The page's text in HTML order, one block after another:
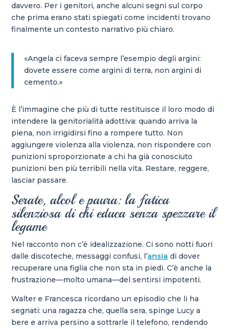
davvero. Per i genitori, anche alcuni segni sul corpo
che prima erano stati spiegati come incidenti trovano
finalmente un contesto narrativo più chiaro.
«Angela ci faceva sempre l’esempio degli argini:
dovete essere come argini di terra, non argini di
cemento.»
È l’immagine che più di tutte restituisce il loro modo di
intendere la genitorialità adottiva: quando arriva la
piena, non irrigidirsi fino a rompere tutto. Non
aggiungere violenza alla violenza, non rispondere con
punizioni sproporzionate a chi ha già conosciuto
punizioni ben più terribili nella vita. Restare, reggere,
lasciar passare.
Serate, alcol e paura: la fatica
silenziosa di chi educa senza spezzare il
legame
Nel racconto non c’è idealizzazione. Ci sono notti fuori
dalle discoteche, messaggi confusi, l’ansia di dover
recuperare una figlia che non sta in piedi. C’è anche la
frustrazione—molto umana—del sentirsi impotenti.
Walter e Francesca ricordano un episodio che li ha
segnati: una ragazza che, quella sera, spinge Lucy a
bere e arriva persino a sottrarle il telefono, rendendo